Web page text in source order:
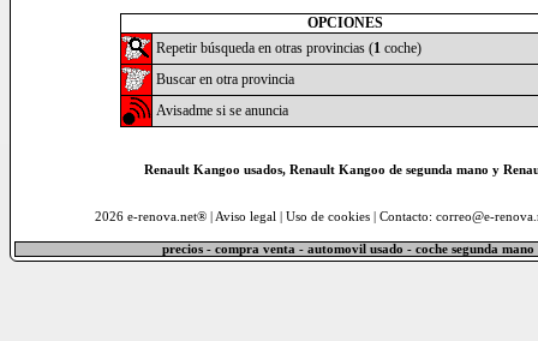
OPCIONES
Repetir búsqueda en otras provincias (1coche)
Buscar en otra provincia
Avisadme si se anuncia
Renault Kangoo usados, Renault Kangoo de segunda mano y
2026 e-renova.net® | Aviso legal Uso de cookies| Contacto: correo@e-
precios - compra venta - automovil usado - coche segunda mano